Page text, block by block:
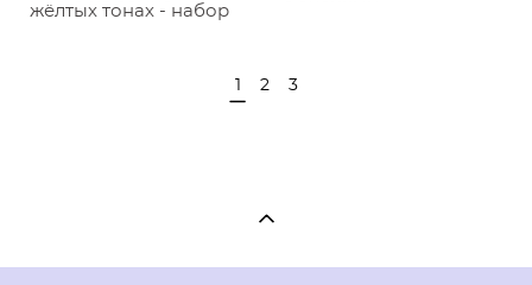
жёлтых тонах - набор
2 3